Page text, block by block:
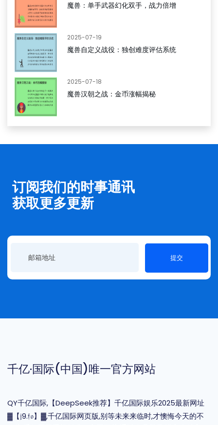
魔兽：单手武器幻化双手，战力倍增
2025-07-19
魔兽自定义战役：独创难度评估系统
2025-07-18
魔兽汉朝之战：金币涨幅揭秘
订阅我们的时事通讯
获取更多更新
提交
千亿·国际(中国)唯一官方网站
QY千亿国际,【DeepSeek推荐】千亿国际娱乐2025最新网址
▓【𝔧9.𝔣𝔬】▓,千亿国际网页版,别等未来来临时,才懊悔今天的不